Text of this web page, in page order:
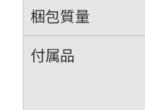
梱包質量
付属品